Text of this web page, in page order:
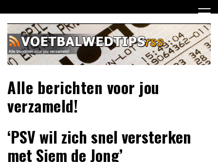
naar
inhoud
Alle berichten voor jou
verzameld!
‘PSV wil zich snel versterken
met Siem de Jong’